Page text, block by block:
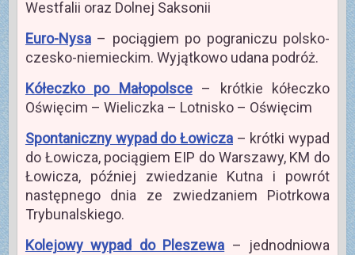
Westfalii oraz Dolnej Saksonii
Euro-Nysa– pociągiem po pograniczu polsko-
czesko-niemieckim. Wyjątkowo udana podróż.
Kółeczko po Małopolsce– krótkie kółeczko
Oświęcim – Wieliczka – Lotnisko – Oświęcim
Spontaniczny wypad do Łowicza – krótki wypad
do Łowicza, pociągiem EIP do Warszawy, KM do
Łowicza, później zwiedzanie Kutna i powrót
następnego dnia ze zwiedzaniem Piotrkowa
Trybunalskiego.
Kolejowy wypad do Pleszewa – jednodniowa